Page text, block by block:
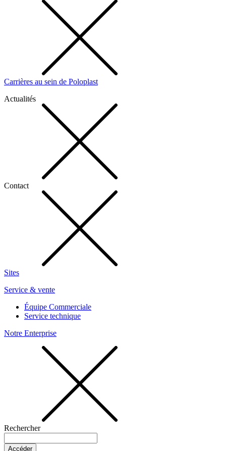
Carrières au sein de Poloplast
Actualités
Contact
Sites
Service & vente
Équipe Commerciale
Service technique
Notre Enterprise
Rechercher